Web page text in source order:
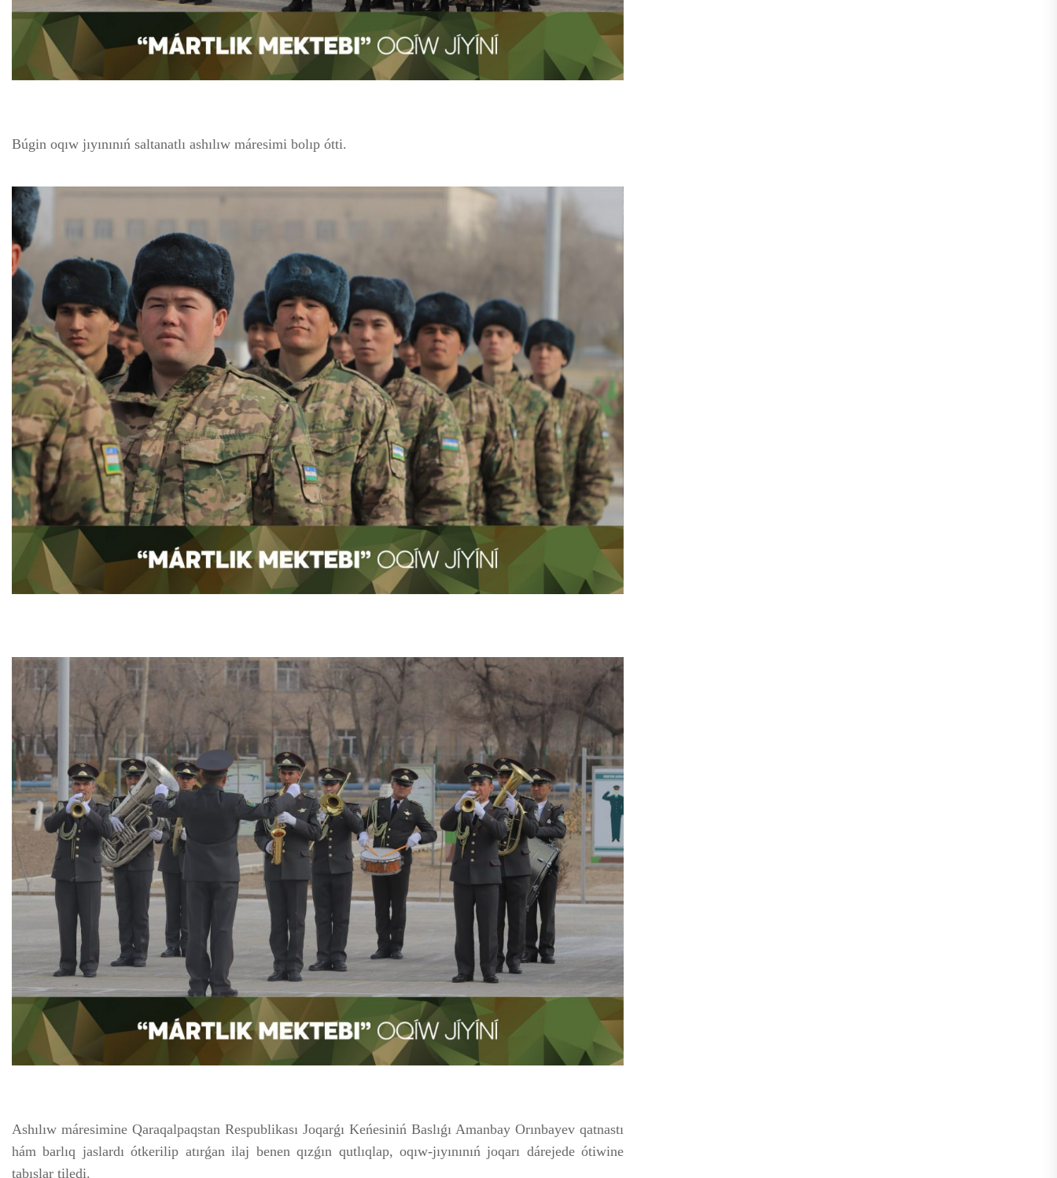
Búgin oqıw jıyınınıń saltanatlı ashılıw máresimi bolıp ótti.
Ashılıw máresimine Qaraqalpaqstan Respublikası Joqarǵı Keńesiniń Baslıǵı Amanbay Orınbayev qatnastı
hám barlıq jaslardı ótkerilip atırǵan ilaj benen qızǵın qutlıqlap, oqıw-jıyınınıń joqarı dárejede ótiwine
tabıslar tiledi.